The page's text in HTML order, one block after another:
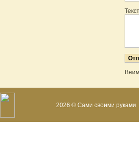
Текст
2026 © Сами своими руками